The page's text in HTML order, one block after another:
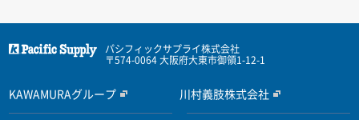
パシフィックサプライ株式会社
〒574-0064 大阪府大東市御領1-12-1
KAWAMURAグループ 川村義肢株式会社